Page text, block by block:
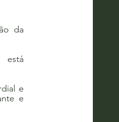
da
está
e
e